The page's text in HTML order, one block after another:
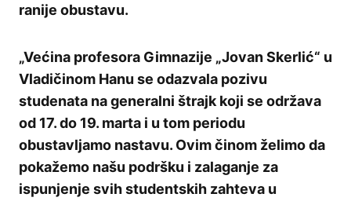
ranije obustavu.
„Većina profesora Gimnazije „Jovan Skerlić“ u
Vladičinom Hanu se odazvala pozivu
studenata na generalni štrajk koji se održava
od 17. do 19. marta i u tom periodu
obustavljamo nastavu. Ovim činom želimo da
pokažemo našu podršku i zalaganje za
ispunjenje svih studentskih zahteva u